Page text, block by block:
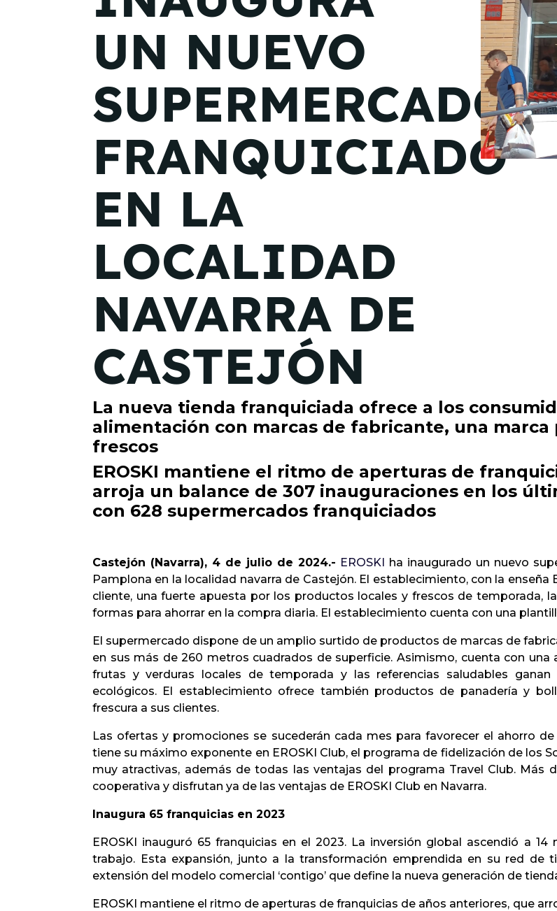
Madrid 2026 2 -
08
de octubre
Castilla-La Mancha
2026 - 22 de octubre
Barcelona 2026 2 -
05 de noviembre
UN NUEVO
SUPERMERCADO
FRANQUICIADO
EN LA
LOCALIDAD
NAVARRA DE
CASTEJÓN
La nueva tienda franquiciada ofrece a los
alimentación con marcas de fabricante, una
frescos
EROSKI mantiene el ritmo de aperturas de
arroja un balance de 307 inauguraciones en los
con 628 supermercados franquiciados
Castejón (Navarra), 4 de julio de 2024.- EROSKI ha inaugurado un nuevo
Pamplona en la localidad navarra de Castejón. El establecimiento, con la
cliente, una fuerte apuesta por los productos locales y frescos de temporada,
formas para ahorrar en la compra diaria. El establecimiento cuenta con una
El supermercado dispone de un amplio surtido de productos de marcas de
en sus más de 260 metros cuadrados de superficie. Asimismo, cuenta con
frutas y verduras locales de temporada y las referencias saludables
ecológicos. El establecimiento ofrece también productos de panadería y
frescura a sus clientes.
Las ofertas y promociones se sucederán cada mes para favorecer el ahorro
tiene su máximo exponente en EROSKI Club, el programa de fidelización de los
muy atractivas, además de todas las ventajas del programa Travel Club. Más
cooperativa y disfrutan ya de las ventajas de EROSKI Club en Navarra.
Inaugura 65 franquicias en 2023
EROSKI inauguró 65 franquicias en el 2023. La inversión global ascendió a
trabajo. Esta expansión, junto a la transformación emprendida en su red de
extensión del modelo comercial ‘contigo’ que define la nueva generación de
EROSKI mantiene el ritmo de aperturas de franquicias de años anteriores, que